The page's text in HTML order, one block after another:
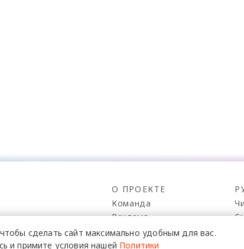
его
О ПРОЕКТЕ
Команда
Реклама
Mediakit
Контакты
чтобы сделать сайт максимально удобным для вас.
и примите условия нашей Политики